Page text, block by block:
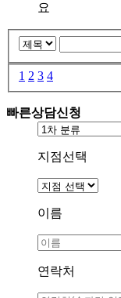
요
1 2 3 4
빠른상담신청
지점선택
이름
연락처